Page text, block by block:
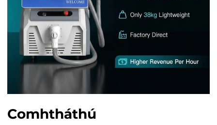
Comhtháthú